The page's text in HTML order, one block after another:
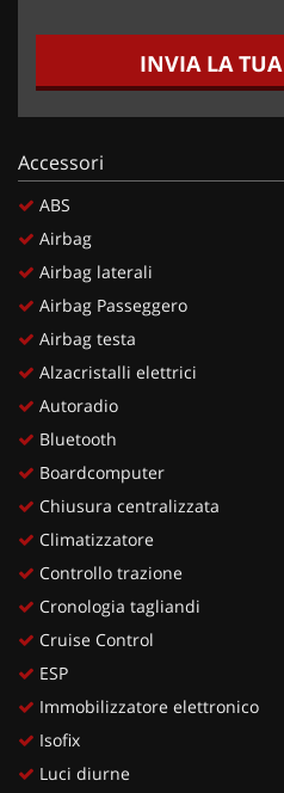
INVIA LA TUA
Accessori
ABS
Airbag
Airbag laterali
Airbag Passeggero
Airbag testa
Alzacristalli elettrici
Autoradio
Bluetooth
Boardcomputer
Chiusura centralizzata
Climatizzatore
Controllo trazione
Cronologia tagliandi
Cruise Control
ESP
Immobilizzatore elettronico
Isofix
Luci diurne